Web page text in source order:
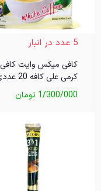
5 عدد در انبار
کافی میکس وایت کافی
کرمی علی کافه 20 عددی
1/300/000 تومان